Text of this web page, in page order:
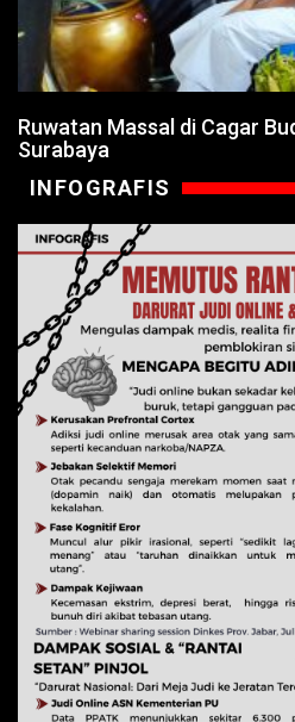
Ruwatan Massal di Cagar
Surabaya
INFOGRAFIS